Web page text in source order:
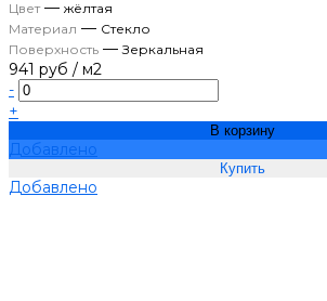
Цвет— жёлтая
Материал — Стекло
Поверхность —Зеркальная
941 руб / м2
-
+
В корзину
Добавлено
Добавлено